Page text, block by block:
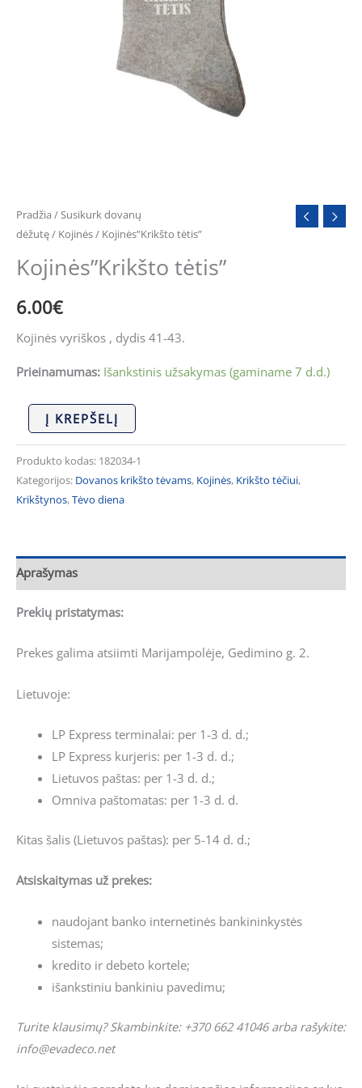
Pradžia /Susikurk dovanų
dėžutę/ Kojinės/ Kojinės”Krikšto tėtis”
Kojinės”Krikšto tėtis”
6.00€
Kojinės vyriškos , dydis 41-43.
Prieinamumas: Išankstinis užsakymas (gaminame 7 d.d.)
Į KREPŠELĮ
Produkto kodas: 182034-1
Kategorijos: Dovanos krikšto tėvams, Kojinės, Krikšto tėčiui,
Krikštynos,Tėvo diena
Aprašymas
Prekių pristatymas:
Prekes galima atsiimti Marijampolėje, Gedimino g. 2.
Lietuvoje:
LP Express terminalai: per 1-3 d. d.;
LP Express kurjeris: per 1-3 d. d.;
Lietuvos paštas: per 1-3 d. d.;
Omniva paštomatas: per 1-3 d. d.
Kitas šalis (Lietuvos paštas): per 5-14 d. d.;
Atsiskaitymas už prekes:
naudojant banko internetinės bankininkystės
sistemas;
kredito ir debeto kortele;
išankstiniu bankiniu pavedimu;
Turite klausimų? Skambinkite: +370 662 41046 arba rašykite:
info@evadeco.net